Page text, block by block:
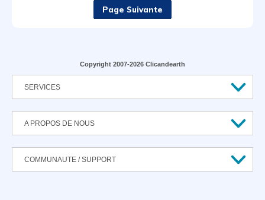
Page Suivante
Copyright 2007-2026 Clicandearth
SERVICES
A PROPOS DE NOUS
COMMUNAUTE / SUPPORT